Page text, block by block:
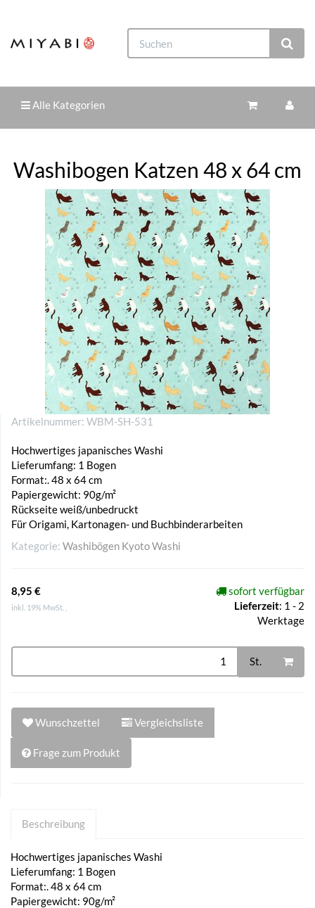
Alle Kategorien
Washibogen Katzen 48 x 64 cm
Artikelnummer: WBM-SH-531
Hochwertiges japanisches Washi
Lieferumfang: 1 Bogen
Format:. 48 x 64 cm
Papiergewicht: 90g/m²
Rückseite weiß/unbedruckt
Für Origami, Kartonagen- und Buchbinderarbeiten
Kategorie: Washibögen Kyoto Washi
8,95 €
inkl. 19% MwSt. ,
sofort verfügbar
Lieferzeit: 1 - 2
Werktage
St.
Wunschzettel Vergleichsliste
Frage zum Produkt
Beschreibung
Hochwertiges japanisches Washi
Lieferumfang: 1 Bogen
Format:. 48 x 64 cm
Papiergewicht: 90g/m²